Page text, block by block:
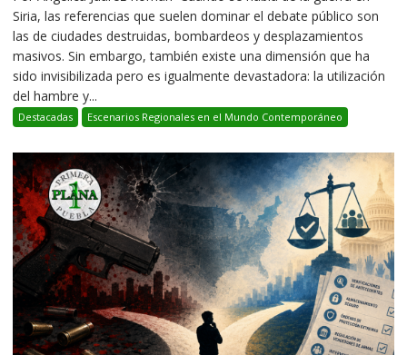
Siria, las referencias que suelen dominar el debate público son
las de ciudades destruidas, bombardeos y desplazamientos
masivos. Sin embargo, también existe una dimensión que ha
sido invisibilizada pero es igualmente devastadora: la utilización
del hambre y...
Destacadas Escenarios Regionales en el Mundo Contemporáneo